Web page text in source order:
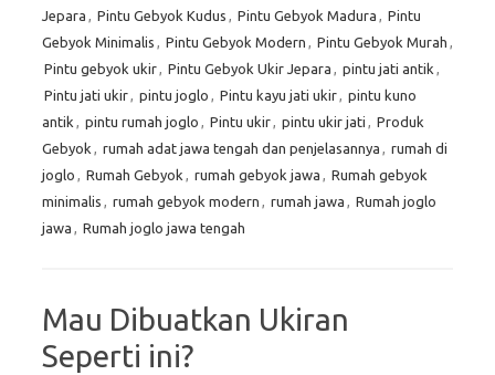
Jepara , Pintu Gebyok Kudus , Pintu Gebyok Madura , Pintu
Gebyok Minimalis , Pintu Gebyok Modern , Pintu Gebyok Murah ,
Pintu gebyok ukir, Pintu Gebyok Ukir Jepara , pintu jati antik ,
Pintu jati ukir, pintu joglo , Pintu kayu jati ukir, pintu kuno
antik , pintu rumah joglo , Pintu ukir, pintu ukir jati , Produk
Gebyok , rumah adat jawa tengah dan penjelasannya , rumah di
joglo , Rumah Gebyok , rumah gebyok jawa , Rumah gebyok
minimalis , rumah gebyok modern , rumah jawa , Rumah joglo
jawa , Rumah joglo jawa tengah
Mau Dibuatkan Ukiran
Seperti ini?